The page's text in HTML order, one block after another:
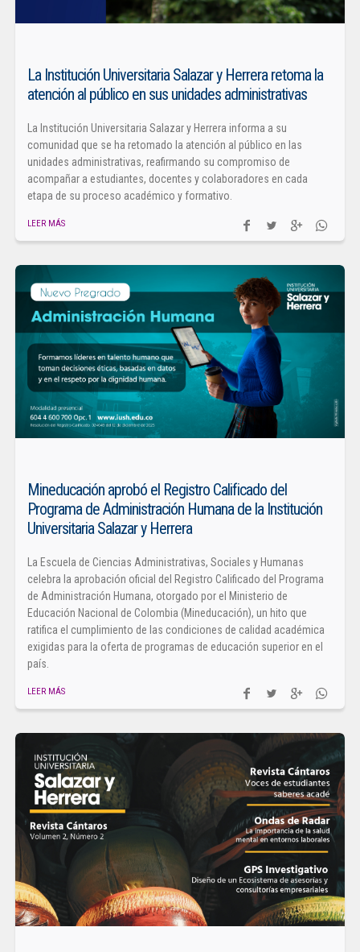
La Institución Universitaria Salazar y Herrera retoma la
atención al público en sus unidades administrativas
La Institución Universitaria Salazar y Herrera informa a su
comunidad que se ha retomado la atención al público en las
unidades administrativas, reafirmando su compromiso de
acompañar a estudiantes, docentes y colaboradores en cada
etapa de su proceso académico y formativo.
LEER MÁS
Mineducación aprobó el Registro Calificado del
Programa de Administración Humana de la Institución
Universitaria Salazar y Herrera
La Escuela de Ciencias Administrativas, Sociales y Humanas
celebra la aprobación oficial del Registro Calificado del Programa
de Administración Humana, otorgado por el Ministerio de
Educación Nacional de Colombia (Mineducación), un hito que
ratifica el cumplimiento de las condiciones de calidad académica
exigidas para la oferta de programas de educación superior en el
país.
LEER MÁS